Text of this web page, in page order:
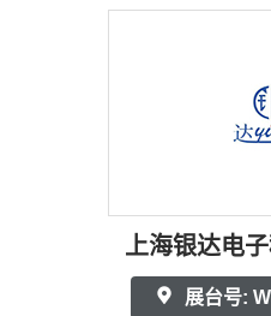
上海银达电
展台号: